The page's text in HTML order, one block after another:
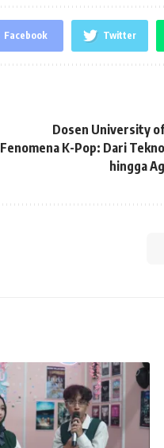
Facebook Twitter
Dosen University
Fenomena K-Pop: Dari
hingga